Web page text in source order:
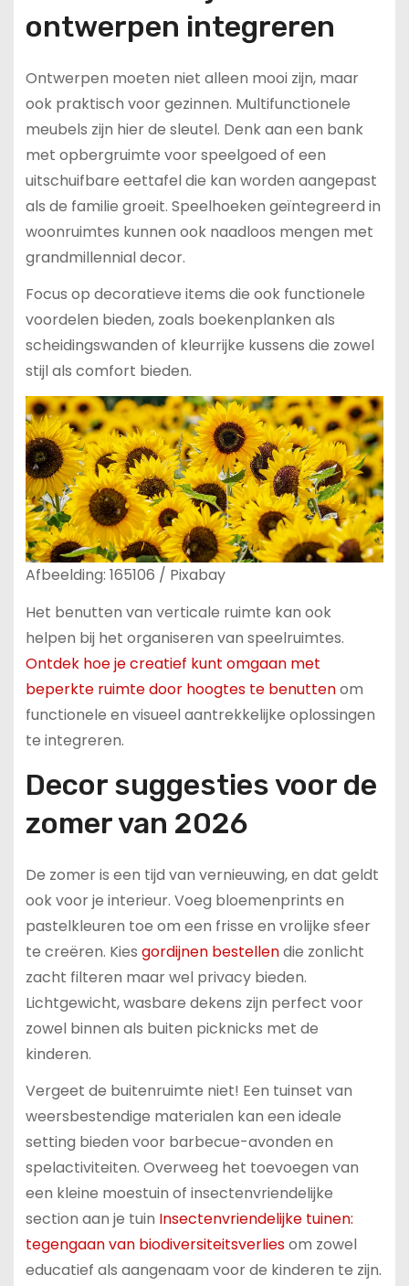
ontwerpen integreren
Ontwerpen moeten niet alleen mooi zijn, maar
ook praktisch voor gezinnen. Multifunctionele
meubels zijn hier de sleutel. Denk aan een bank
met opbergruimte voor speelgoed of een
uitschuifbare eettafel die kan worden aangepast
als de familie groeit. Speelhoeken geïntegreerd in
woonruimtes kunnen ook naadloos mengen met
grandmillennial decor.
Focus op decoratieve items die ook functionele
voordelen bieden, zoals boekenplanken als
scheidingswanden of kleurrijke kussens die zowel
stijl als comfort bieden.
Afbeelding: 165106 / Pixabay
Het benutten van verticale ruimte kan ook
helpen bij het organiseren van speelruimtes.
Ontdek hoe je creatief kunt omgaan met
beperkte ruimte door hoogtes te benuttenom
functionele en visueel aantrekkelijke oplossingen
te integreren.
Decor suggesties voor de
zomer van 2026
De zomer is een tijd van vernieuwing, en dat geldt
ook voor je interieur. Voeg bloemenprints en
pastelkleuren toe om een frisse en vrolijke sfeer
te creëren. Kies gordijnen bestellendie zonlicht
zacht filteren maar wel privacy bieden.
Lichtgewicht, wasbare dekens zijn perfect voor
zowel binnen als buiten picknicks met de
kinderen.
Vergeet de buitenruimte niet! Een tuinset van
weersbestendige materialen kan een ideale
setting bieden voor barbecue-avonden en
spelactiviteiten. Overweeg het toevoegen van
een kleine moestuin of insectenvriendelijke
section aan je tuin Insectenvriendelijke tuinen:
tegengaan van biodiversiteitsverliesom zowel
educatief als aangenaam voor de kinderen te zijn.